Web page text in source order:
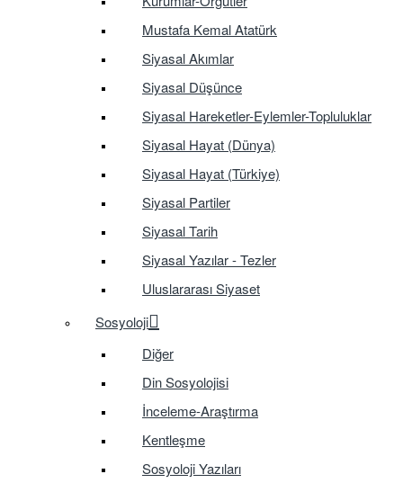
Mustafa Kemal Atatürk
Siyasal Akımlar
Siyasal Düşünce
Siyasal Hareketler-Eylemler-Topluluklar
Siyasal Hayat (Dünya)
Siyasal Hayat (Türkiye)
Siyasal Partiler
Siyasal Tarih
Siyasal Yazılar - Tezler
Uluslararası Siyaset
Sosyoloji
Diğer
Din Sosyolojisi
İnceleme-Araştırma
Kentleşme
Sosyoloji Yazıları